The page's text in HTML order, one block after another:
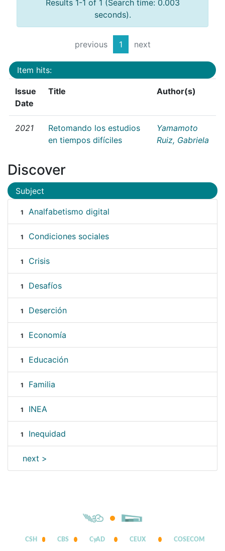
Results 1-1 of 1 (Search time: 0.003
seconds).
previous 1 next
Item hits:
Issue
Date
Title Author(s)
2021
Retomando los estudios
en tiempos difíciles
Yamamoto
Ruiz, Gabriela
Discover
Subject
1 Analfabetismo digital
1 Condiciones sociales
1 Crisis
1 Desafíos
1 Deserción
1 Economía
1 Educación
1 Familia
1 INEA
1 Inequidad
next >
CSH CBS CyAD CEUX COSECOM